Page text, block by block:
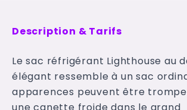
Description & Tarifs
Le sac réfrigérant Lighthouse au
élégant ressemble à un sac
apparences peuvent être